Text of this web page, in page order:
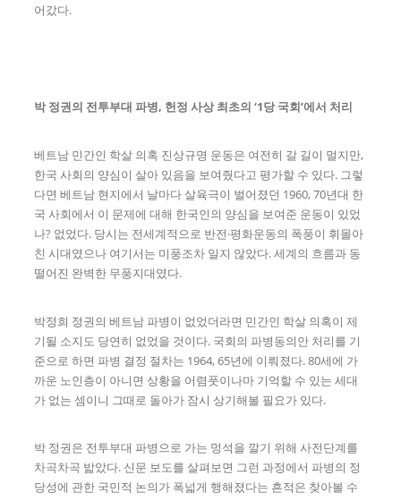
어갔다.
박 정권의 전투부대 파병, 헌정 사상 최초의 ‘1당 국회’에서 처리
베트남 민간인 학살 의혹 진상규명 운동은 여전히 갈 길이 멀지만,
한국 사회의 양심이 살아 있음을 보여줬다고 평가할 수 있다. 그렇
다면 베트남 현지에서 날마다 살육극이 벌어졌던 1960, 70년대 한
국 사회에서 이 문제에 대해 한국인의 양심을 보여준 운동이 있었
나? 없었다. 당시는 전세계적으로 반전·평화운동의 폭풍이 휘몰아
친 시대였으나 여기서는 미풍조차 일지 않았다. 세계의 흐름과 동
떨어진 완벽한 무풍지대였다.
박정희 정권의 베트남 파병이 없었더라면 민간인 학살 의혹이 제
기될 소지도 당연히 없었을 것이다. 국회의 파병동의안 처리를 기
준으로 하면 파병 결정 절차는 1964, 65년에 이뤄졌다. 80세에 가
까운 노인층이 아니면 상황을 어렴풋이나마 기억할 수 있는 세대
가 없는 셈이니 그때로 돌아가 잠시 상기해볼 필요가 있다.
박 정권은 전투부대 파병으로 가는 멍석을 깔기 위해 사전단계를
차곡차곡 밟았다. 신문 보도를 살펴보면 그런 과정에서 파병의 정
당성에 관한 국민적 논의가 폭넓게 행해졌다는 흔적은 찾아볼 수